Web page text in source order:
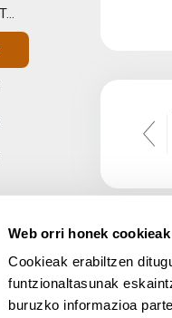
Web orri honek
Cookieak erabiltzen
funtzionaltasunak
buruzko informazioa
Ejercicios Propuestos Tema02 y Tema03
Lege Oharra